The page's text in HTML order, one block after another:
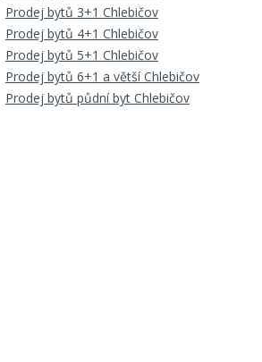
Prodej bytů 3+1 Chlebičov
Prodej bytů 4+1 Chlebičov
Prodej bytů 5+1 Chlebičov
Prodej bytů 6+1 a větší Chlebičov
Prodej bytů půdní byt Chlebičov